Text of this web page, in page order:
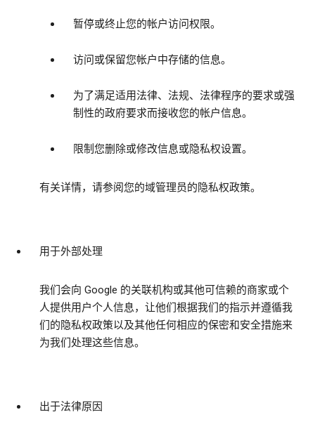
暂停或终止您的帐户访问权限。
访问或保留您帐户中存储的信息。
为了满足适用法律、法规、法律程序的要求或强
制性的政府要求而接收您的帐户信息。
限制您删除或修改信息或隐私权设置。
有关详情，请参阅您的域管理员的隐私权政策。
用于外部处理
我们会向 Google 的关联机构或其他可信赖的商家或个
人提供用户个人信息，让他们根据我们的指示并遵循我
们的隐私权政策以及其他任何相应的保密和安全措施来
为我们处理这些信息。
出于法律原因